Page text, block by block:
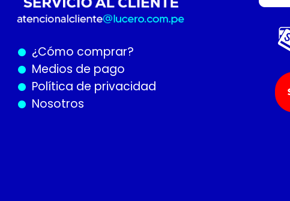
¿Cómo comprar?
Medios de pago
Política de privacidad
Nosotros